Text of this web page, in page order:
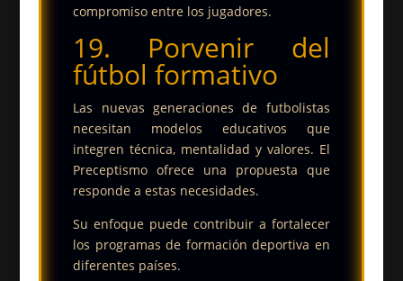
compromiso entre los jugadores.
19. Porvenir del
fútbol formativo
Las nuevas generaciones de futbolistas
necesitan modelos educativos que
integren técnica, mentalidad y valores. El
Preceptismo ofrece una propuesta que
responde a estas necesidades.
Su enfoque puede contribuir a fortalecer
los programas de formación deportiva en
diferentes países.